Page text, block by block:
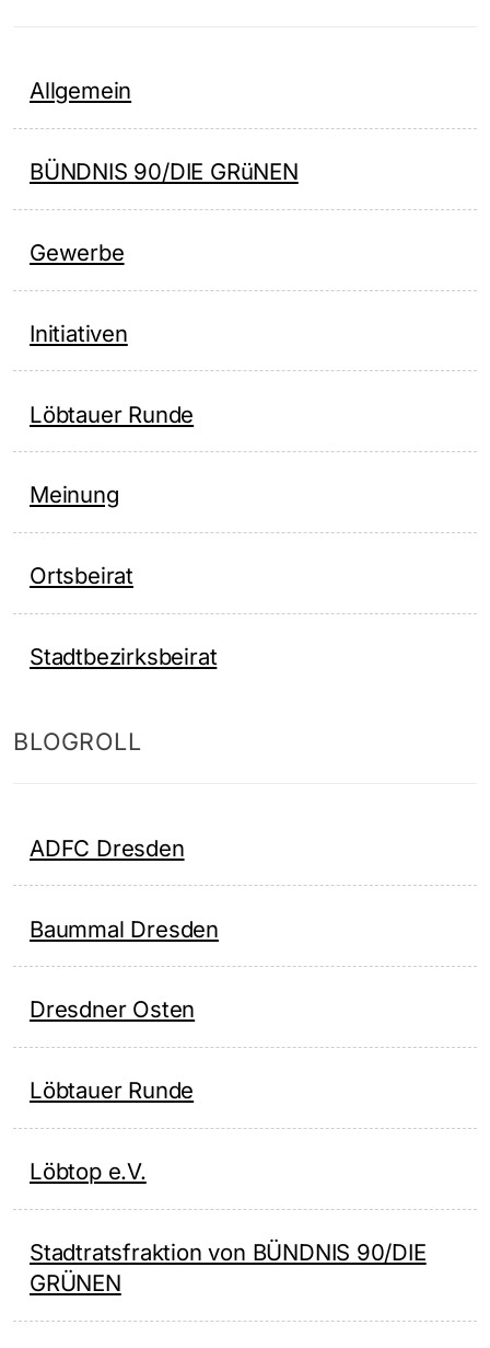
Allgemein
BÜNDNIS 90/DIE GRüNEN
Gewerbe
Initiativen
Löbtauer Runde
Meinung
Ortsbeirat
Stadtbezirksbeirat
BLOGROLL
ADFC Dresden
Baummal Dresden
Dresdner Osten
Löbtauer Runde
Löbtop e.V.
Stadtratsfraktion von BÜNDNIS 90/DIE
GRÜNEN